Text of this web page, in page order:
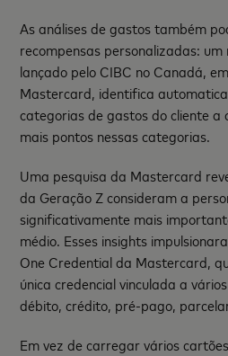
As análises de gastos também
recompensas personalizadas:
lançado pelo CIBC no Canadá,
Mastercard, identifica
categorias de gastos do cliente a
mais pontos nessas categorias.
Uma pesquisa da Mastercard
da Geração Z consideram a
significativamente mais
médio. Esses insights
One Credential da Mastercard,
única credencial vinculada a
débito, crédito, pré-pago,
Em vez de carregar vários